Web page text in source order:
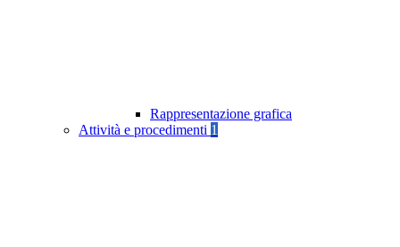
Rappresentazione grafica
Attività e procedimenti 1